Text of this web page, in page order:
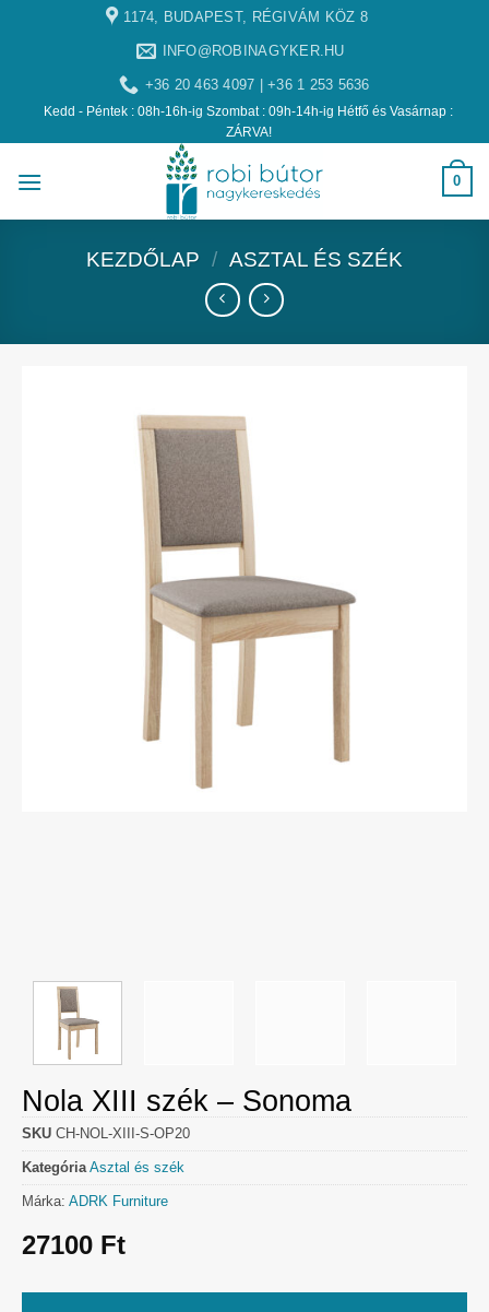
1174, BUDAPEST, RÉGIVÁM KÖZ 8
INFO@ROBINAGYKER.HU
+36 20 463 4097 | +36 1 253 5636
Kedd - Péntek : 08h-16h-ig Szombat : 09h-14h-ig Hétfő és Vasárnap :
ZÁRVA!
0
KEZDŐLAP / ASZTAL ÉS SZÉK
Nola XIII szék – Sonoma
SKU CH-NOL-XIII-S-OP20
Kategória Asztal és szék
Márka: ADRK Furniture
27100 Ft